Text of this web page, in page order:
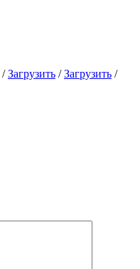
/Загрузить /Загрузить /